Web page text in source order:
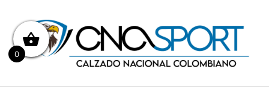
contenido
0